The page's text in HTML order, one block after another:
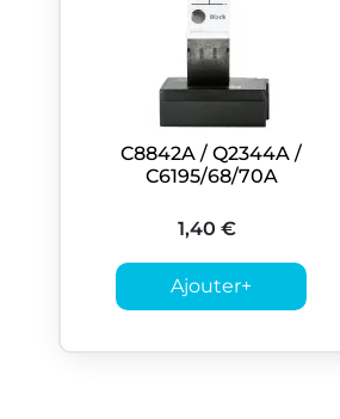
C8842A / Q2344A /
C6195/68/70A
1,40 €
Ajouter+